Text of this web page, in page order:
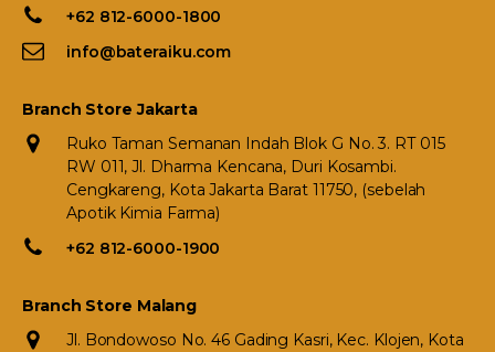
+62 812-6000-1800
info@bateraiku.com
Branch Store Jakarta
Ruko Taman Semanan Indah Blok G No. 3. RT 015
RW 011, Jl. Dharma Kencana, Duri Kosambi.
Cengkareng, Kota Jakarta Barat 11750, (sebelah
Apotik Kimia Farma)
+62 812-6000-1900
Branch Store Malang
Jl. Bondowoso No. 46 Gading Kasri, Kec. Klojen, Kota